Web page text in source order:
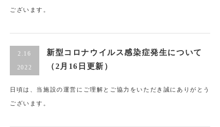
ございます。
2.16
2022
新型コロナウイルス感染症発生について
（2月16日更新）
日頃は、当施設の運営にご理解とご協力をいただき誠にありがとう
ございます。